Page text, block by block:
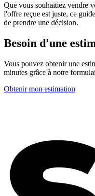
Que vous souhaitiez vendre
l'offre reçue est juste, ce
de prendre une décision.
Besoin d'une
Vous pouvez obtenir une
minutes grâce à notre
Obtenir mon estimation